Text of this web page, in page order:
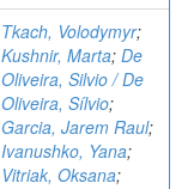
Tkach, Volodymyr;
Kushnir, Marta; De
Oliveira, Silvio / De
Oliveira, Sílvio;
Garcia, Jarem Raul;
Ivanushko, Yana;
Vitriak, Oksana;